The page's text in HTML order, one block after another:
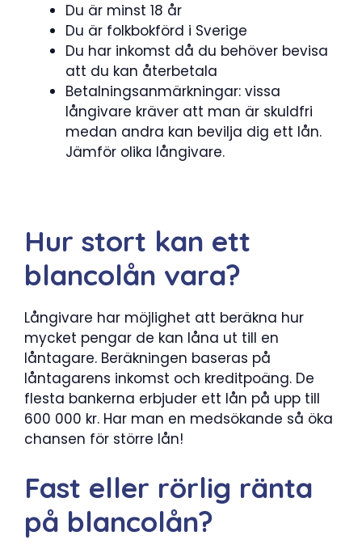
Du är minst 18 år
Du är folkbokförd i Sverige
Du har inkomst då du behöver bevisa
att du kan återbetala
Betalningsanmärkningar: vissa
långivare kräver att man är skuldfri
medan andra kan bevilja dig ett lån.
Jämför olika långivare.
Hur stort kan ett
blancolån vara?
Långivare har möjlighet att beräkna hur
mycket pengar de kan låna ut till en
låntagare. Beräkningen baseras på
låntagarens inkomst och kreditpoäng. De
flesta bankerna erbjuder ett lån på upp till
600 000 kr. Har man en medsökande så öka
chansen för större lån!
Fast eller rörlig ränta
på blancolån?